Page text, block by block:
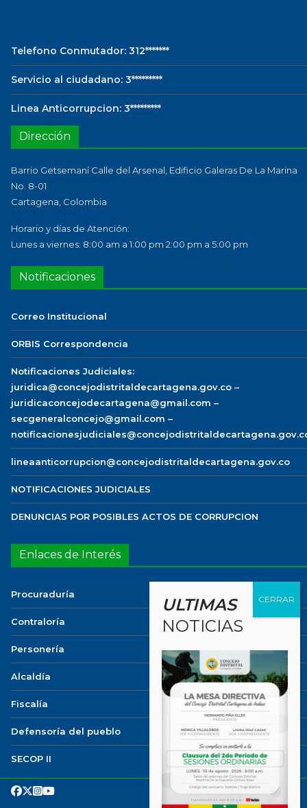
Telefono Conmutador: 312*******
Servicio al ciudadano: 3*********
Linea Anticorrupcion: 3*********
Dirección
Barrio Getsemaní Calle del Arsenal, Edificio Galeras De La Marina
No. 8-01
Cartagena, Colombia
Horario y días de Atención:
Lunes a viernes: 8:00 am a 1:00 pm 2:00 pm a 5:00 pm
Notificaciones
Correo Institucional
ORBIS Correspondencia
Notificaciones Judiciales:
juridica@concejodistritaldecartagena.gov.co –
juridicaconcejodecartagena@gmail.com –
secgeneralconcejo@gmail.com –
lineaanticorrupcion@concejodistritaldecartagena.gov.co
NOTIFICACIONES JUDICIALES
DENUNCIAS POR POSIBLES ACTOS DE CORRUPCION
Enlaces de Interés
Procuraduría
Contraloría
Personería
Alcaldía
Fiscalía
Defensoría del pueblo
SECOP II
ULTIMAS
NOTICIAS